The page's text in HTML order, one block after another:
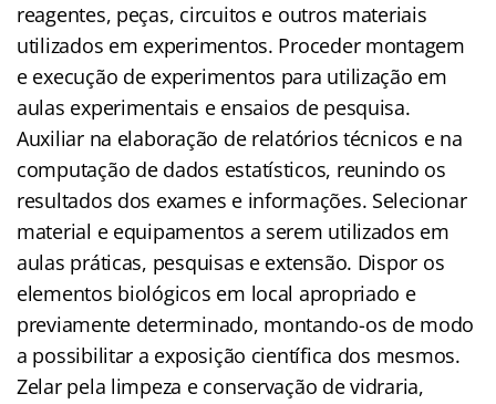
reagentes, peças, circuitos e outros materiais
utilizados em experimentos. Proceder montagem
e execução de experimentos para utilização em
aulas experimentais e ensaios de pesquisa.
Auxiliar na elaboração de relatórios técnicos e na
computação de dados estatísticos, reunindo os
resultados dos exames e informações. Selecionar
material e equipamentos a serem utilizados em
aulas práticas, pesquisas e extensão. Dispor os
elementos biológicos em local apropriado e
previamente determinado, montando-os de modo
a possibilitar a exposição científica dos mesmos.
Zelar pela limpeza e conservação de vidraria,